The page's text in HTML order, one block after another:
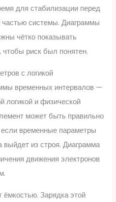
для стабилизации перед
частью системы. Диаграммы
чётко показывать
чтобы риск был понятен.
с логикой
временных интервалов —
логикой и физической
может быть правильно
если временные параметры
из строя. Диаграмма
движения электронов
Зарядка этой